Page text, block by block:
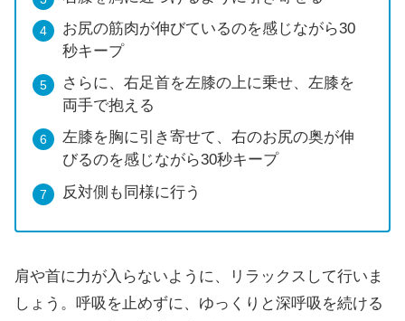
お尻の筋肉が伸びているのを感じながら30
秒キープ
さらに、右足首を左膝の上に乗せ、左膝を
両手で抱える
左膝を胸に引き寄せて、右のお尻の奥が伸
びるのを感じながら30秒キープ
反対側も同様に行う
肩や首に力が入らないように、リラックスして行いま
しょう。呼吸を止めずに、ゆっくりと深呼吸を続ける